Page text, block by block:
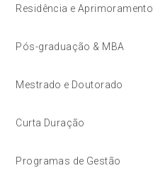
Residência e Aprimoramento
Pós-graduação & MBA
Mestrado e Doutorado
Curta Duração
Programas de Gestão